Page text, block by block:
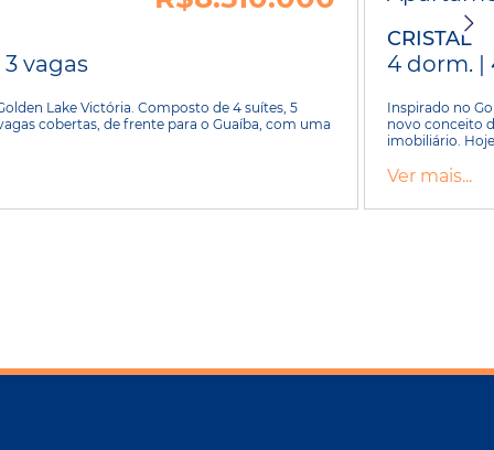
vagas
Lake Victória. Composto de 4 suítes, 5
cobertas, de frente para o Guaíba, com uma
CRISTAL
4 dorm. |
Inspirado no
novo conceito
imobiliário.
Ver mais...